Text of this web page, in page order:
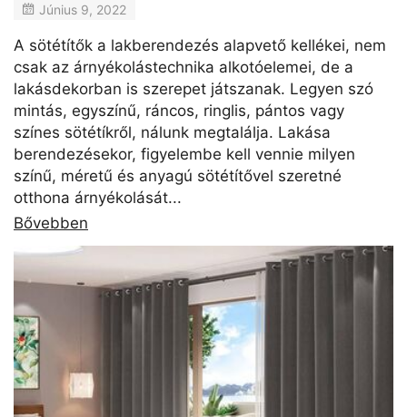
Június 9, 2022
A sötétítők a lakberendezés alapvető kellékei, nem
csak az árnyékolástechnika alkotóelemei, de a
lakásdekorban is szerepet játszanak. Legyen szó
mintás, egyszínű, ráncos, ringlis, pántos vagy
színes sötétíkről, nálunk megtalálja. Lakása
berendezésekor, figyelembe kell vennie milyen
színű, méretű és anyagú sötétítővel szeretné
otthona árnyékolását...
Bővebben